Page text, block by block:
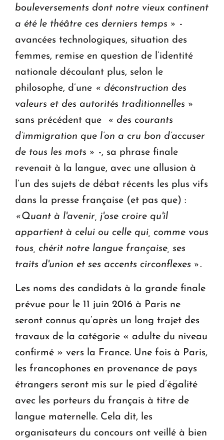
bouleversements dont notre vieux continent
a été le théâtre ces derniers temps » -
avancées technologiques, situation des
femmes, remise en question de l’identité
nationale découlant plus, selon le
philosophe, d’une « déconstruction des
valeurs et des autorités traditionnelles »
sans précédent que
« des courants
d’immigration que l’on a cru bon d’accuser
de tous les mots » -, sa phrase finale
revenait à la langue, avec une allusion à
l’un des sujets de débat récents les plus vifs
dans la presse française (et pas que) :
«Quant à l'avenir, j'ose croire qu'il
appartient à celui ou celle qui, comme vous
tous, chérit notre langue française, ses
traits d'union et ses accents circonflexes ».
Les noms des candidats à la grande finale
prévue pour le 11 juin 2016 à Paris ne
seront connus qu’après un long trajet des
travaux de la catégorie « adulte du niveau
confirmé » vers la France. Une fois à Paris,
les francophones en provenance de pays
étrangers seront mis sur le pied d’égalité
avec les porteurs du français à titre de
langue maternelle. Cela dit, les
organisateurs du concours ont veillé à bien